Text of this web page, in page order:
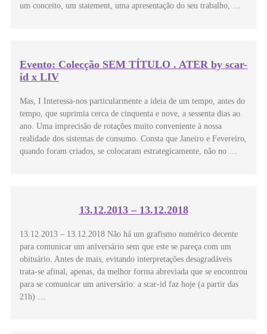
um conceito, um statement, uma apresentação do seu trabalho, …
Evento: Colecção SEM TÍTULO . ATER by scar-
id x LIV
Mas, I Interessa-nos particularmente a ideia de um tempo, antes do
tempo, que suprimia cerca de cinquenta e nove, a sessenta dias ao
ano. Uma imprecisão de rotações muito conveniente à nossa
realidade dos sistemas de consumo. Consta que Janeiro e Fevereiro,
quando foram criados, se colocaram estrategicamente, não no …
13.12.2013 – 13.12.2018
13.12.2013 – 13.12.2018 Não há um grafismo numérico decente
para comunicar um aniversário sem que este se pareça com um
obituário. Antes de mais, evitando interpretações desagradáveis
trata-se afinal, apenas, da melhor forma abreviada que se encontrou
para se comunicar um aniversário: a scar-id faz hoje (a partir das
21h) …